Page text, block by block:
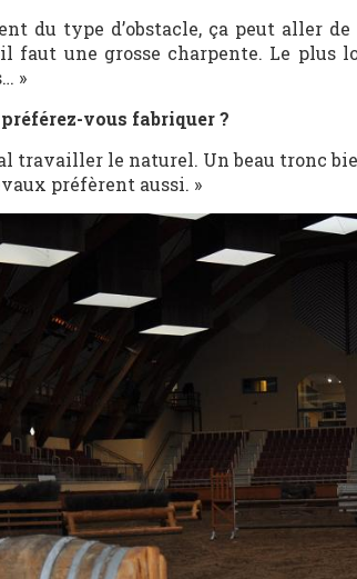
du type d’obstacle, ça peut aller
faut une grosse charpente. Le plus
»
vous fabriquer ?
travailler le naturel. Un beau tronc
préfèrent aussi. »